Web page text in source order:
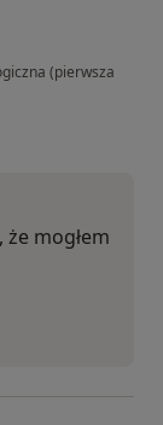
(pierwsza
mogłem